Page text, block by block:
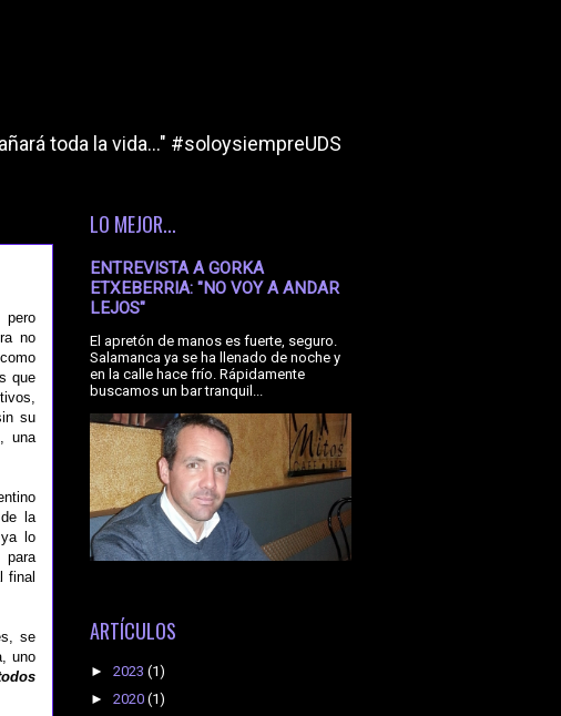
toda la vida..." #soloysiempreUDS
pero
no
que
su
una
la
lo
para
final
se
uno
LO MEJOR...
ENTREVISTA A GORKA
ETXEBERRIA: "NO VOY A ANDAR
LEJOS"
El apretón de manos es fuerte, seguro.
Salamanca ya se ha llenado de noche y
en la calle hace frío. Rápidamente
buscamos un bar tranquil...
ARTÍCULOS
► 2023 (1)
► 2020 (1)